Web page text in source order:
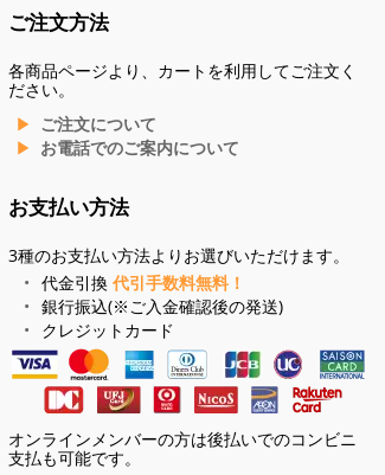
ご注文方法
各商品ページより、カートを利用してご注文く
ださい。
ご注文について
お電話でのご案内について
お支払い方法
3種のお支払い方法よりお選びいただけます。
代金引換 代引手数料無料！
銀行振込(※ご入金確認後の発送)
クレジットカード
オンラインメンバーの方は後払いでのコンビニ
支払も可能です。